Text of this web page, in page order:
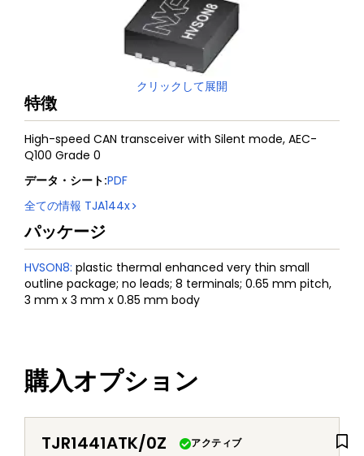
クリックして展開
特徴
High-speed CAN transceiver with Silent mode, AEC-
Q100 Grade 0
データ・シート:PDF
全ての情報 TJA144x
パッケージ
HVSON8: plastic thermal enhanced very thin small
outline package; no leads; 8 terminals; 0.65 mm pitch,
3 mm x 3 mm x 0.85 mm body
購入オプション
TJR1441ATK/0Z アクティブ